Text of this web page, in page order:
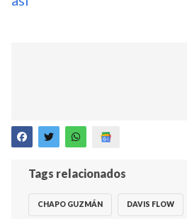
Tags relacionados
CHAPO GUZMÁN DAVIS FLOW